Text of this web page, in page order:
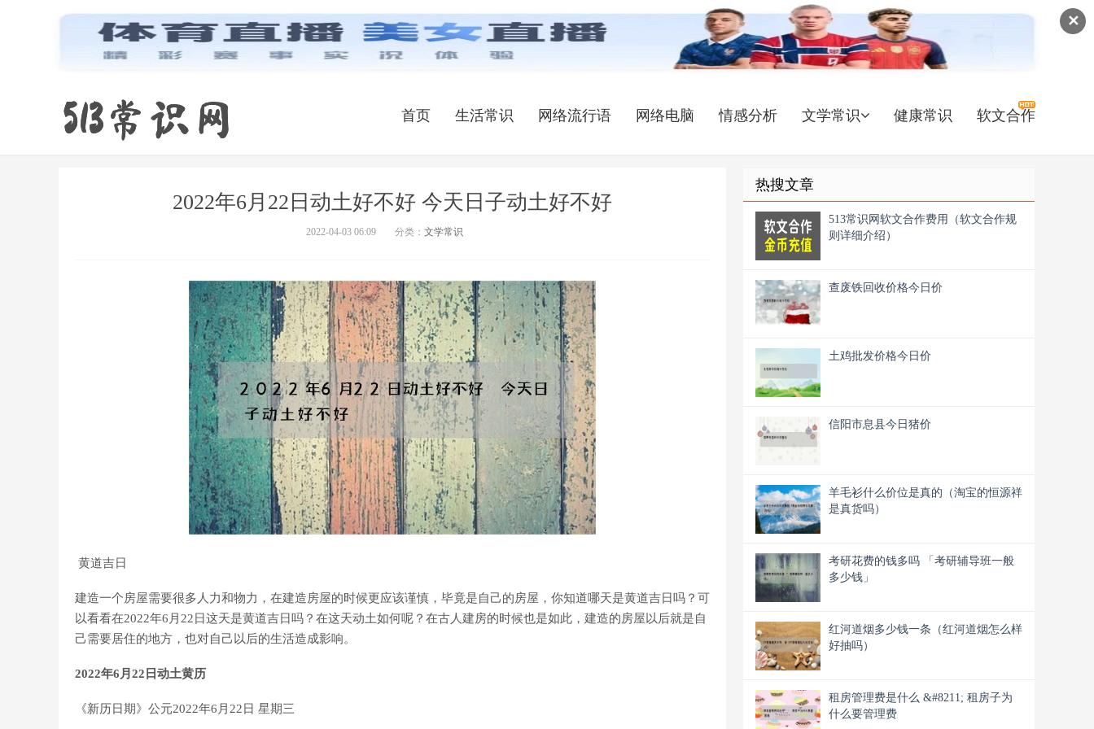
✕
首页 生活常识 网络流行语 网络电脑 情感分析 文学常识 健康常识 软文合作
2022年6月22日动土好不好 今天日子动土好不好
2022-04-03 06:09 分类： 文学常识
黄道吉日
建造一个房屋需要很多人力和物力，在建造房屋的时候更应该谨慎，毕竟是自己的房屋，你知道哪天是黄道吉日吗？可
以看看在2022年6月22日这天是黄道吉日吗？在这天动土如何呢？在古人建房的时候也是如此，建造的房屋以后就是自
己需要居住的地方，也对自己以后的生活造成影响。
2022年6月22日动土黄历
《新历日期》公元2022年6月22日 星期三
热搜文章
513常识网软文合作费用（软文合作规
则详细介绍）
查废铁回收价格今日价
土鸡批发价格今日价
信阳市息县今日猪价
羊毛衫什么价位是真的（淘宝的恒源祥
是真货吗）
考研花费的钱多吗 「考研辅导班一般
多少钱」
红河道烟多少钱一条（红河道烟怎么样
好抽吗）
租房管理费是什么 &#8211; 租房子为
什么要管理费